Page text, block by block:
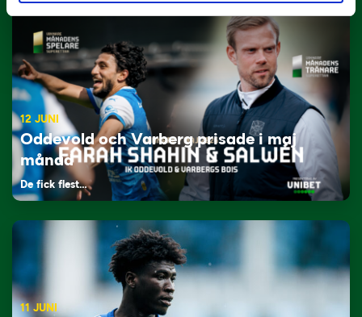
12 JUNI
Oddevold och Varberg prisade i maj
månad
De fick flest…
11 JUNI